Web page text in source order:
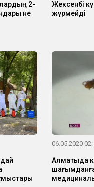
2-
не
Жексенбі
жүрмейді
06.05.2020
Алматыда